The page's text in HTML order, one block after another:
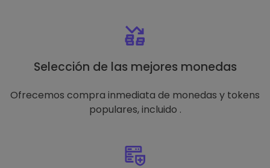
Selección de las mejores monedas
Ofrecemos compra inmediata de monedas y tokens
populares, incluido .